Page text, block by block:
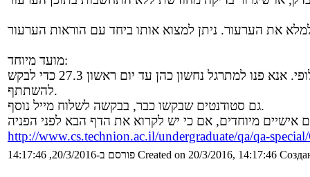
מועד מיוחד:
סטודנטים ששירתו במילואים בזמן מועד א או מועד ב זכאים למועד חלופי. אנא פנו למתרגל נחשון כהן עד יום ראשון 27.3 כדי לבקש
להשתתף.
גם סטודנטים שבקשו כבר, בבקשה לשלוח מייל נוסף.
http://www.cs.technion.ac.il/undergraduate/qa/qa-
פורסם ב-20/3/2016, 14:17:46 Created on 20/3/2016, 14:17:46